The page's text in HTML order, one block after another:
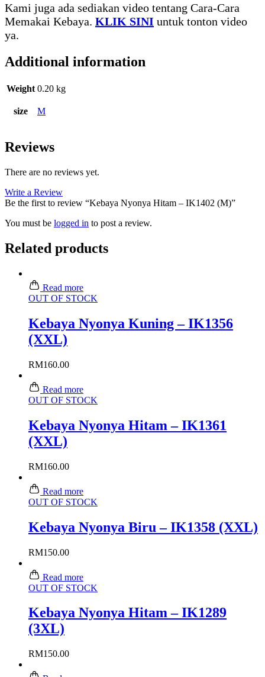
Kami juga ada sediakan video tentang Cara-Cara
Memakai Kebaya. KLIK SINI untuk tonton video
ya.
Additional information
Weight 0.20 kg
size M
Reviews
There are no reviews yet.
Write a Review
Be the first to review “Kebaya Nyonya Hitam – IK1402 (M)”
You must be logged in to post a review.
Related products
Read more
OUT OF STOCK
Kebaya Nyonya Kuning – IK1356
(XXL)
RM160.00
Read more
OUT OF STOCK
Kebaya Nyonya Hitam – IK1361
(XXL)
RM160.00
Read more
OUT OF STOCK
Kebaya Nyonya Biru – IK1358 (XXL)
RM150.00
Read more
OUT OF STOCK
Kebaya Nyonya Hitam – IK1289
(3XL)
RM150.00